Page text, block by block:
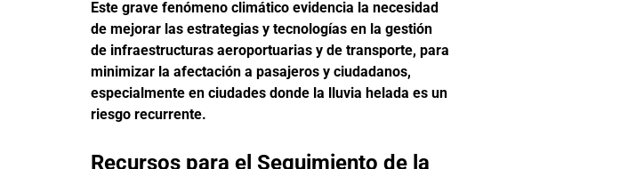
Este grave fenómeno climático evidencia la necesidad
de mejorar las estrategias y tecnologías en la gestión
de infraestructuras aeroportuarias y de transporte, para
minimizar la afectación a pasajeros y ciudadanos,
especialmente en ciudades donde la lluvia helada es un
riesgo recurrente.
Recursos para el Seguimiento de la